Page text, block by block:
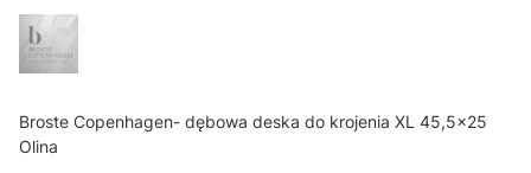
Broste Copenhagen- dębowa deska do krojenia XL 45,5x25
Olina